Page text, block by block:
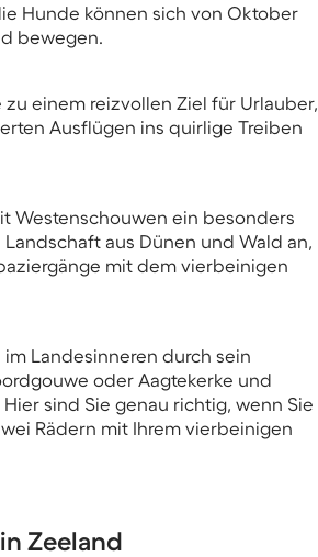
Hunde können sich von Oktober
bewegen.
einem reizvollen Ziel für Urlauber,
Ausflügen ins quirlige Treiben
Westenschouwen ein besonders
aus Dünen und Wald an,
mit dem vierbeinigen
Landesinneren durch sein
oder Aagtekerke und
sind Sie genau richtig, wenn Sie
Rädern mit Ihrem vierbeinigen
Zeeland